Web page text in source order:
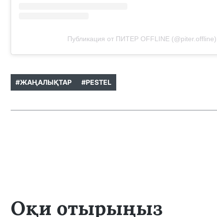
Публикация от ПИТЕР OFFLINE (@piter.offline)
#ЖАҢАЛЫҚТАР #PESTEL
Оқи отырыңыз